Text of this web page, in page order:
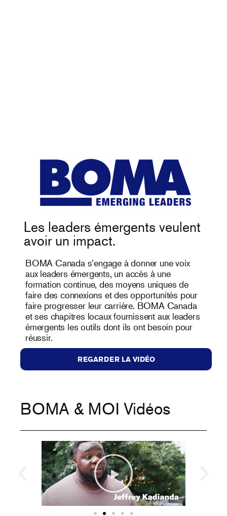
Les leaders émergents veulent
avoir un impact.
BOMA Canada s’engage à donner une voix
aux leaders émergents, un accès à une
formation continue, des moyens uniques de
faire des connexions et des opportunités pour
faire progresser leur carrière. BOMA Canada
et ses chapitres locaux fournissent aux leaders
émergents les outils dont ils ont besoin pour
réussir.
REGARDER LA VIDÉO
BOMA & MOI Vidéos